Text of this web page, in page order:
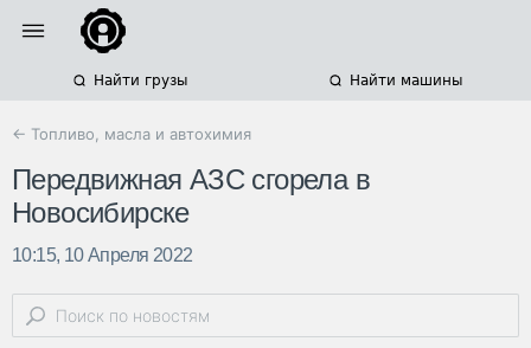
Найти грузы Найти машины
← Топливо, масла и автохимия
Передвижная АЗС сгорела в
Новосибирске
10:15, 10 Апреля 2022